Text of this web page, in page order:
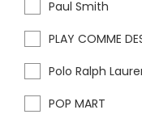
Paul Smith
PLAY COMME
Polo Ralph
POP MART